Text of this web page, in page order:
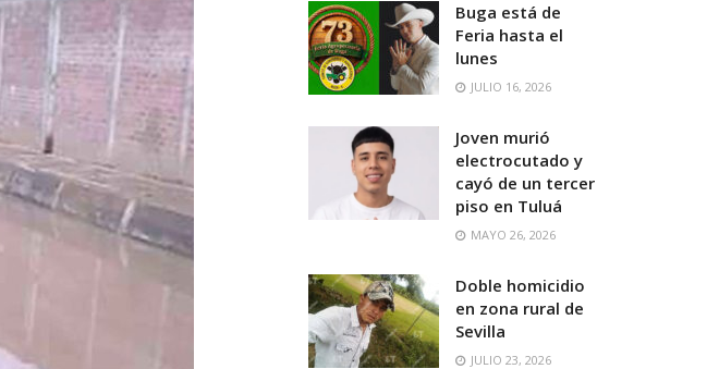
Buga está de
Feria hasta el
lunes
JULIO 16, 2026
Joven murió
electrocutado y
cayó de un tercer
piso en Tuluá
MAYO 26, 2026
Doble homicidio
en zona rural de
Sevilla
JULIO 23, 2026